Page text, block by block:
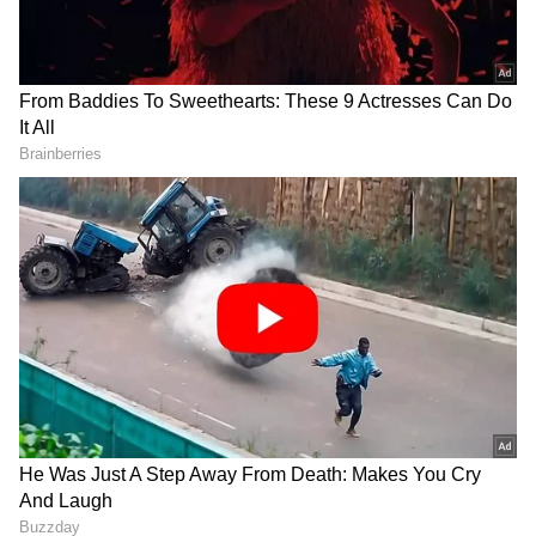
Related Articles
ನೀಟ್‌ ಪರೀಕ್ಷೆ ರದ್ದು ಕೇಂದ್ರ ಸರ್ಕಾರದ ಬಹು ದೊಡ್ಡ
ಹಗರಣ: ಸಚಿವ ಶರಣಪ್ರಕಾಶ ಪಾಟೀಲ್ ಆಕ್ರೋಶ
ಪ್ರಧಾನಿ ಮೋದಿ ಹೇಳಿಕೆ ಜನರಲ್ಲಿ ಭಯ ಹುಟ್ಟಿಸುತ್ತಿದೆ:
ಸಚಿವ ಎಚ್.ಕೆ.ಪಾಟೀಲ ವಾಗ್ದಾಳಿ
DOWNLOAD APP